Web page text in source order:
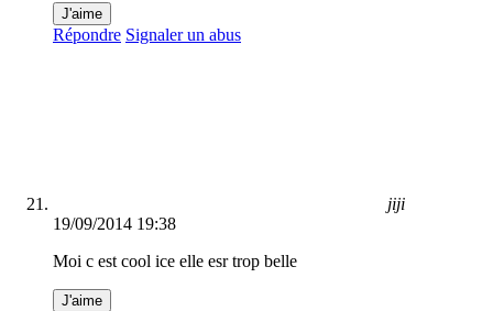
J'aime
Répondre Signaler un abus
jiji
19/09/2014 19:38
Moi c est cool ice elle esr trop belle
J'aime